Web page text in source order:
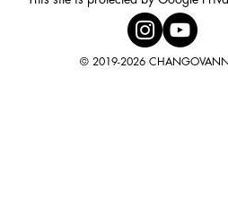
© 2019-2026